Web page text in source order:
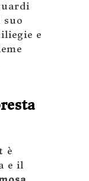
suo
e
è
e il